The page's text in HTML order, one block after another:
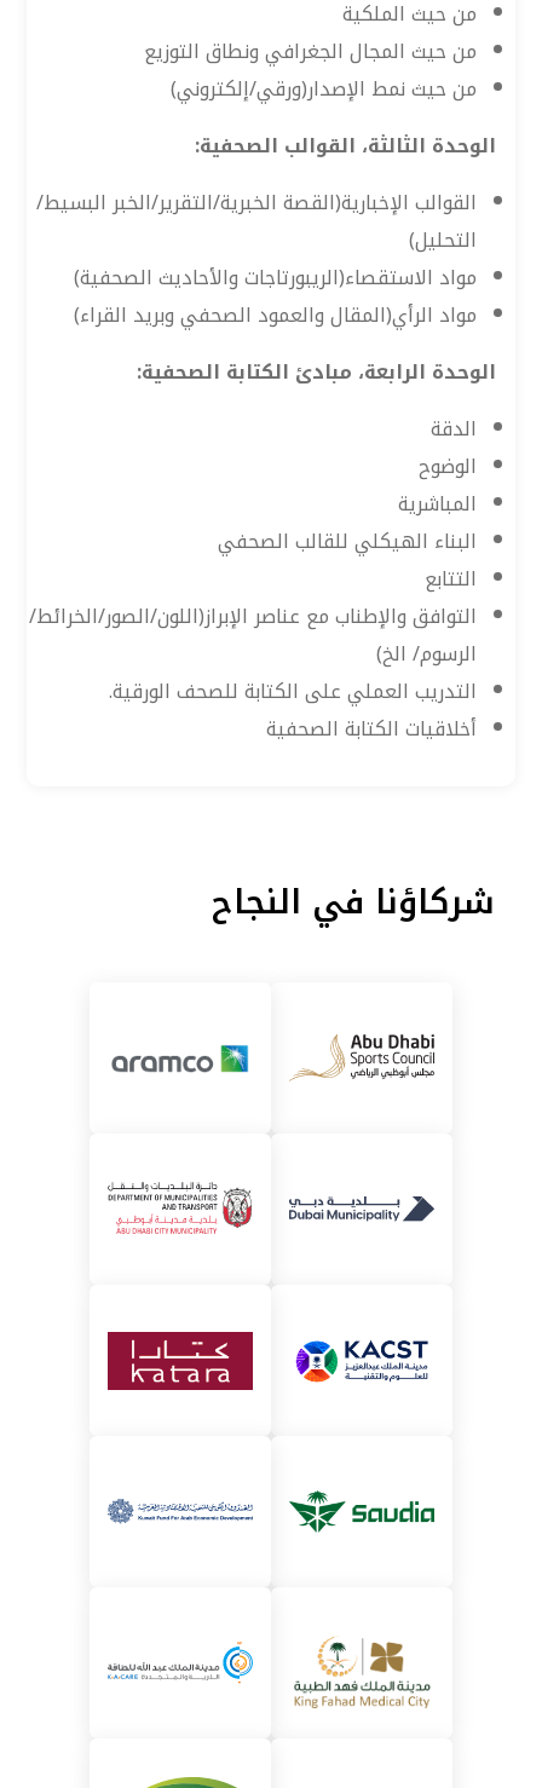
من حيث الملكية
من حيث المجال الجغرافي ونطاق التوزيع
من حيث نمط الإصدار(ورقي/إلكتروني)
الوحدة الثالثة، القوالب الصحفية:
القوالب الإخبارية(القصة الخبرية/التقرير/الخبر البسيط/
التحليل)
مواد الاستقصاء(الريبورتاجات والأحاديث الصحفية)
مواد الرأي(المقال والعمود الصحفي وبريد القراء)
الوحدة الرابعة، مبادئ الكتابة الصحفية:
الدقة
الوضوح
المباشرية
البناء الهيكلي للقالب الصحفي
التتابع
التوافق والإطناب مع عناصر الإبراز(اللون/الصور/الخرائط/
الرسوم/ الخ)
التدريب العملي على الكتابة للصحف الورقية.
أخلاقيات الكتابة الصحفية
شركاؤنا في النجاح